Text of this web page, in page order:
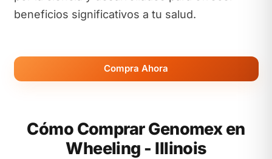
beneficios significativos a tu salud.
Compra Ahora
Cómo Comprar Genomex en
Wheeling - Illinois